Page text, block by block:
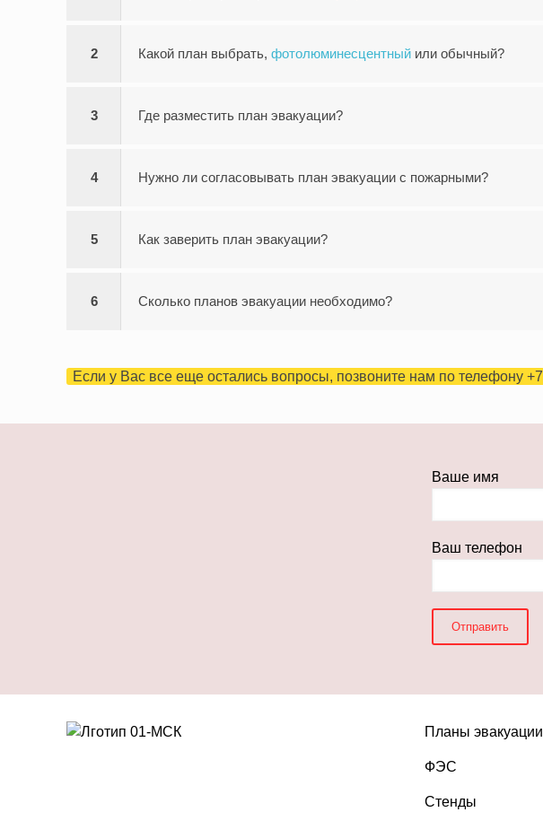
2 Какой план выбрать,фотолюминесцентный или обычный?
3 Где разместить план эвакуации?
4 Нужно ли согласовывать план эвакуации с пожарными?
5 Как заверить план эвакуации?
6 Сколько планов эвакуации необходимо?
Если у Вас все еще остались вопросы, позвоните нам по телефону
Ваше имя
Ваш телефон
Планы эвакуации
ФЭС
Стенды